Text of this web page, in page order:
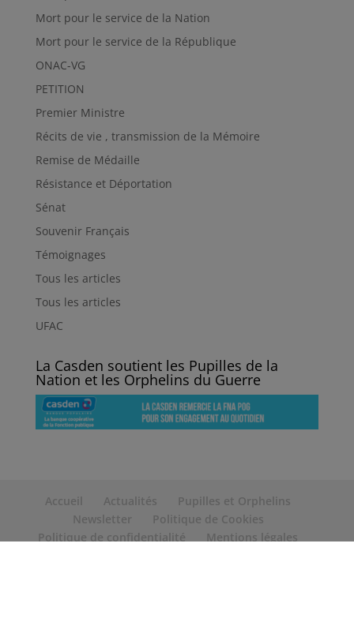
Mort pour le service de la Nation
Mort pour le service de la République
ONAC-VG
PETITION
Premier Ministre
Récits de vie , transmission de la Mémoire
Remise de Médaille
Résistance et Déportation
Sénat
Souvenir Français
Témoignages
Tous les articles
Tous les articles
UFAC
La Casden soutient les Pupilles de la
Nation et les Orphelins du Guerre
Accueil Actualités
Pupilles et Orphelins
Newsletter
Politique de Cookies
Politique de confidentialité
Mentions légales